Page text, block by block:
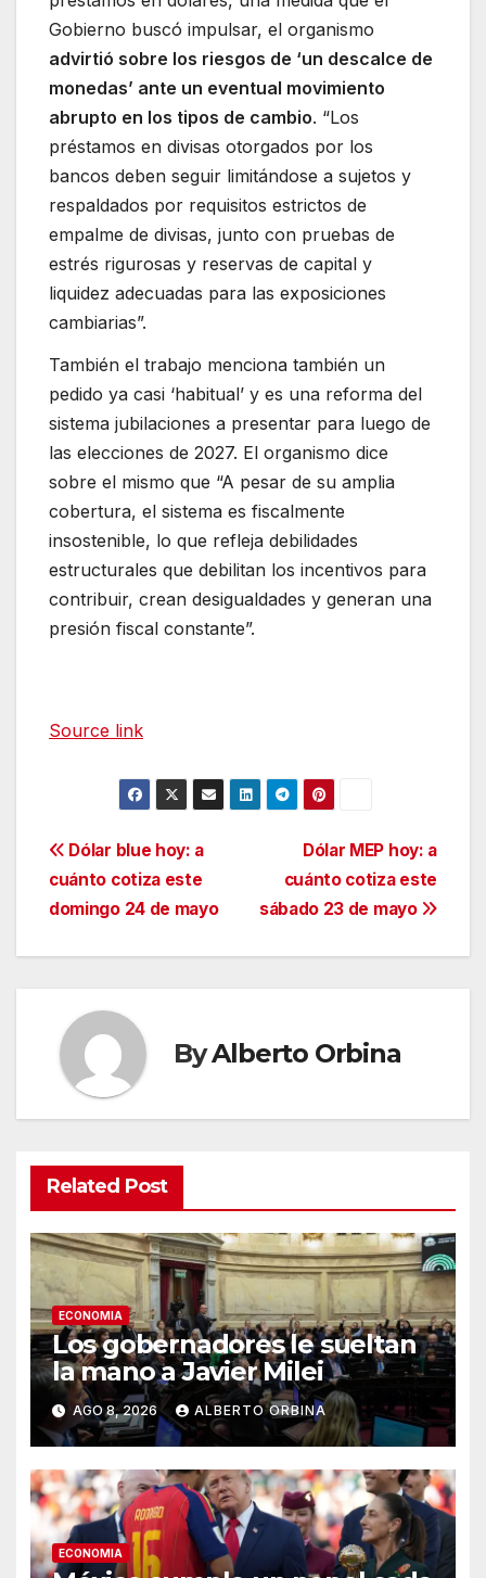
Gobierno buscó impulsar, el organismo
advirtió sobre los riesgos de ‘un descalce de
monedas’ ante un eventual movimiento
abrupto en los tipos de cambio. “Los
préstamos en divisas otorgados por los
bancos deben seguir limitándose a sujetos y
respaldados por requisitos estrictos de
empalme de divisas, junto con pruebas de
estrés rigurosas y reservas de capital y
liquidez adecuadas para las exposiciones
cambiarias”.
También el trabajo menciona también un
pedido ya casi ‘habitual’ y es una reforma del
sistema jubilaciones a presentar para luego de
las elecciones de 2027. El organismo dice
sobre el mismo que “A pesar de su amplia
cobertura, el sistema es fiscalmente
insostenible, lo que refleja debilidades
estructurales que debilitan los incentivos para
contribuir, crean desigualdades y generan una
presión fiscal constante”.
Source link
Navegación
de
entradas
Dólar MEP hoy: a
cuánto cotiza este
sábado 23 de mayo
Dólar blue hoy: a
cuánto cotiza este
domingo 24 de mayo
ByAlberto Orbina
Related Post
ECONOMIA
Los gobernadores le sueltan
la mano a Javier Milei
AGO 8, 2026 ALBERTO ORBINA
ECONOMIA